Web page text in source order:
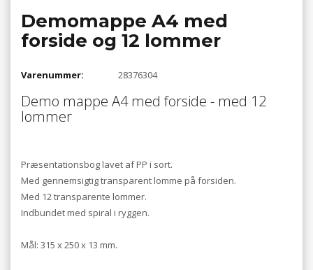
Demomappe A4 med
forside og 12 lommer
Varenummer: 28376304
Demo mappe A4 med forside - med 12
lommer
Præsentationsbog lavet af PP i sort.
Med gennemsigtig transparent lomme på forsiden.
Med 12 transparente lommer.
Indbundet med spiral i ryggen.
Mål: 315 x 250 x 13 mm.